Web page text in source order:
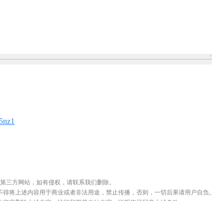
三方网站，如有侵权，请联系我们删除。
将上述内容用于商业或者非法用途，禁止传播，否则，一切后果请用户自负。